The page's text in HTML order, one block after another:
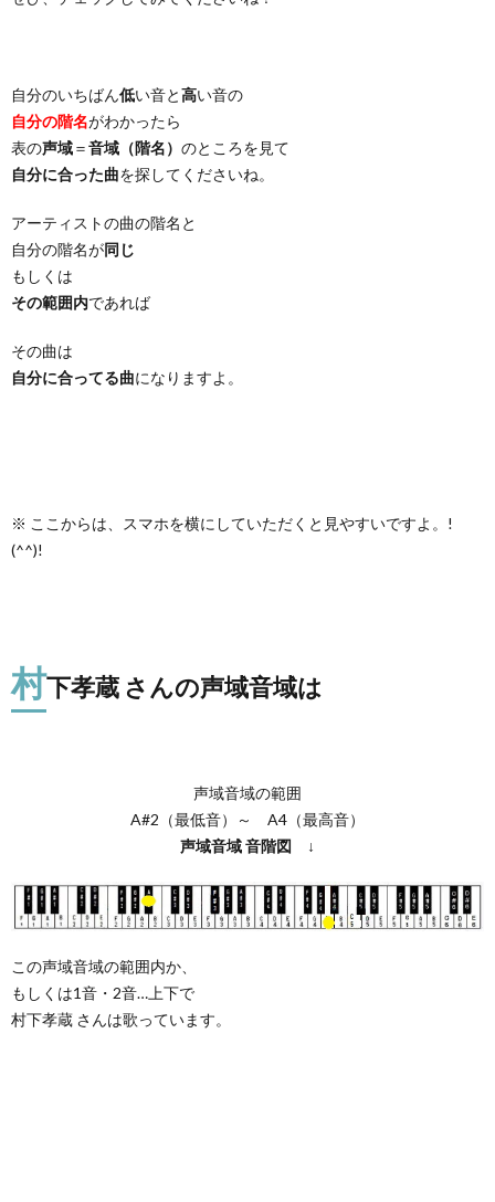
自分のいちばん低い音と高い音の
自分の階名がわかったら
表の声域＝音域（階名） のところを見て
自分に合った曲を探してくださいね。
アーティストの曲の階名と
自分の階名が同じ
もしくは
その範囲内であれば
その曲は
自分に合ってる曲になりますよ。
※ ここからは、スマホを横にしていただくと見やすいですよ。!
(^^)!
村下孝蔵 さんの声域音域は
声域音域の範囲
A#2（最低音）～ A4（最高音）
声域音域音階図 ↓
この声域音域の範囲内か、
もしくは1音・2音…上下で
村下孝蔵 さんは歌っています。